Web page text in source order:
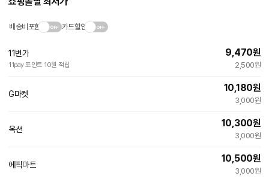
배송비포함 카드할인
11번가
11pay 포인트 10원 적립
9,470원
2,500원
G마켓
10,180원
3,000원
옥션
10,300원
3,000원
에픽마트
10,500원
3,000원